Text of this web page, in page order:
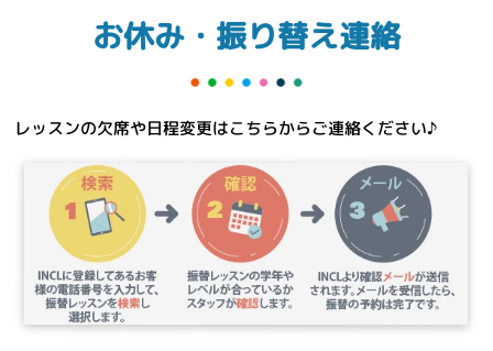
お休み・振り替え連絡
レッスンの欠席や日程変更はこちらからご連絡ください♪